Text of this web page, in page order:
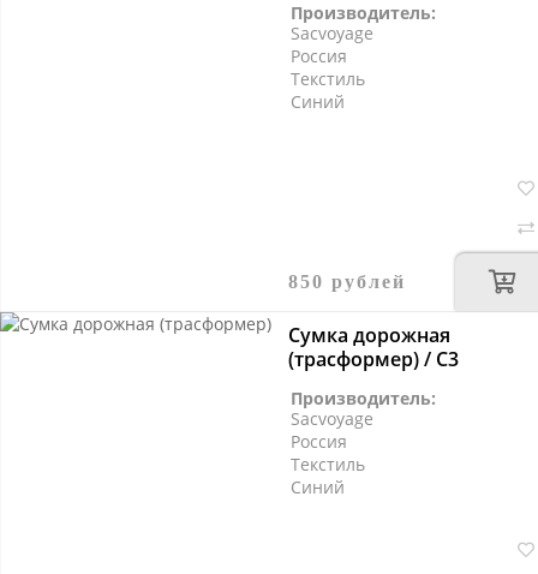
Производитель:
Sacvoyage
Россия
Текстиль
Синий
850 рублей
Сумка дорожная
(трасформер) / С3
Производитель:
Sacvoyage
Россия
Текстиль
Синий